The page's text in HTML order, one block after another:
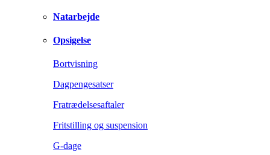
Natarbejde
Opsigelse
Bortvisning
Dagpengesatser
Fratrædelsesaftaler
Fritstilling og suspension
G-dage